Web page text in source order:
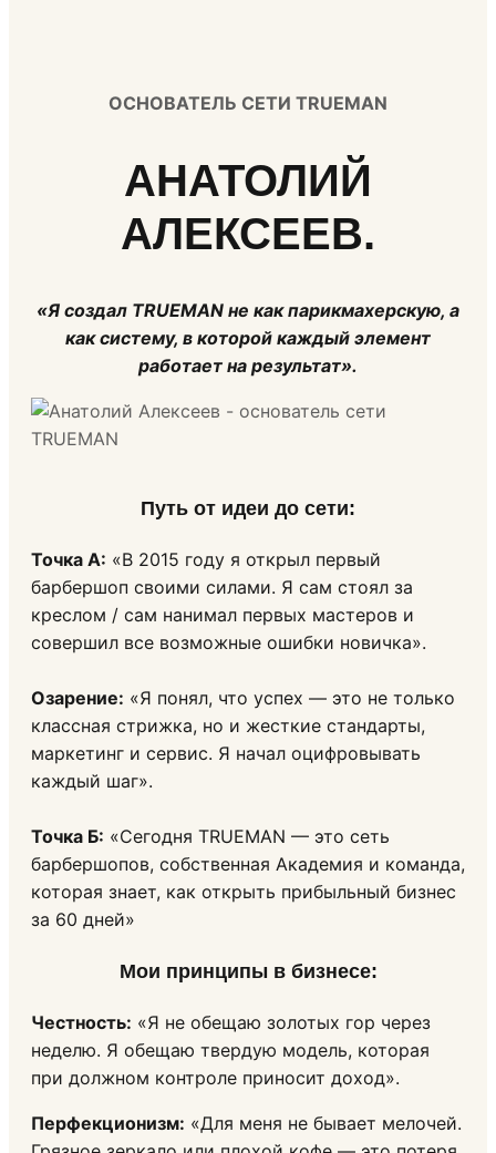
ОСНОВАТЕЛЬ СЕТИ TRUEMAN
АНАТОЛИЙ
АЛЕКСЕЕВ.
«Я создал TRUEMAN не как парикмахерскую, а
как систему, в которой каждый элемент
работает на результат».
Путь от идеи до сети:
Точка А: «В 2015 году я открыл первый
барбершоп своими силами. Я сам стоял за
креслом / сам нанимал первых мастеров и
совершил все возможные ошибки новичка».
Озарение: «Я понял, что успех — это не только
классная стрижка, но и жесткие стандарты,
маркетинг и сервис. Я начал оцифровывать
каждый шаг».
Точка Б: «Сегодня TRUEMAN — это сеть
барбершопов, собственная Академия и команда,
которая знает, как открыть прибыльный бизнес
за 60 дней»
Мои принципы в бизнесе:
Честность: «Я не обещаю золотых гор через
неделю. Я обещаю твердую модель, которая
при должном контроле приносит доход».
Перфекционизм: «Для меня не бывает мелочей.